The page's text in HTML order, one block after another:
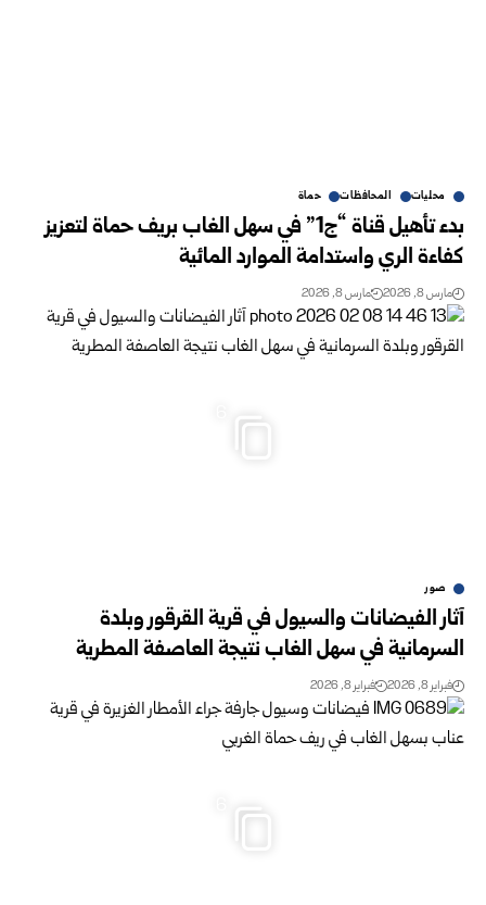
محليات المحافظات حماة
بدء تأهيل قناة “ج1” في سهل الغاب بريف حماة لتعزيز
كفاءة الري واستدامة الموارد المائية
مارس 8, 2026 مارس 8, 2026
صور
آثار الفيضانات والسيول في قرية القرقور وبلدة
السرمانية في سهل الغاب نتيجة العاصفة المطرية
فبراير 8, 2026 فبراير 8, 2026